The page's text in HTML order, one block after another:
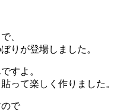
、
りが登場しました。
すよ。
って楽しく作りました。
で